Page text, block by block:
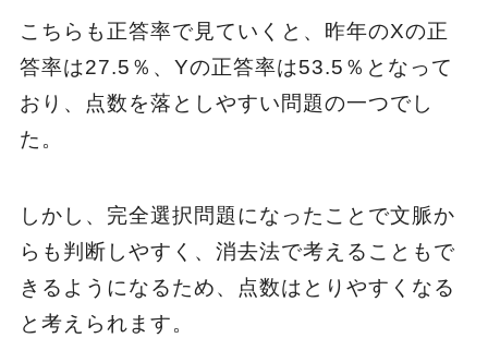
こちらも正答率で見ていくと、昨年のXの正
答率は27.5％、Yの正答率は53.5％となって
おり、点数を落としやすい問題の一つでし
た。
しかし、完全選択問題になったことで文脈か
らも判断しやすく、消去法で考えることもで
きるようになるため、点数はとりやすくなる
と考えられます。